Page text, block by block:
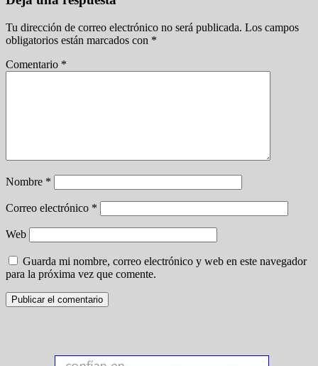
Tu dirección de correo electrónico no será publicada. Los campos
obligatorios están marcados con *
Comentario *
Nombre *
Correo electrónico *
Web
Guarda mi nombre, correo electrónico y web en este navegador
para la próxima vez que comente.